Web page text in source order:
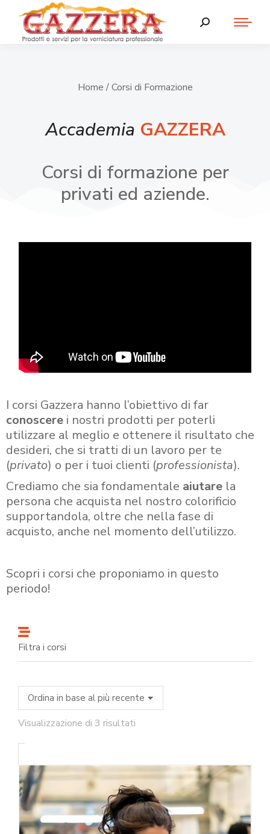
Home / Corsi di Formazione
Accademia GAZZERA
Corsi di formazione per
privati ed aziende.
I corsi Gazzera hanno l’obiettivo di far
conoscere i nostri prodotti per poterli
utilizzare al meglio e ottenere il risultato che
desideri, che si tratti di un lavoro per te
(privato) o per i tuoi clienti (professionista).
Crediamo che sia fondamentale aiutare la
persona che acquista nel nostro colorificio
supportandola, oltre che nella fase di
acquisto, anche nel momento dell’utilizzo.
Scopri i corsi che proponiamo in questo
periodo!
Filtra i corsi
Visualizzazione di 3 risultati